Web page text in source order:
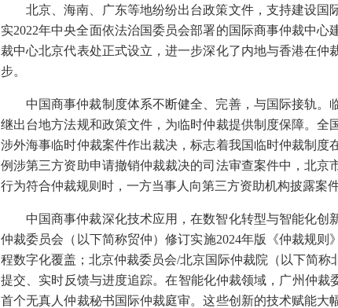
北京、海南、广东等地纷纷出台政策文件，支持建设
实2022年中央全面依法治国委员会部署的国际商事仲裁中
裁中心北京代表处正式设立，进一步深化了内地与香港在
步。
中国商事仲裁制度体系不断健全、完善，与国际接轨
继出台地方法规和政策文件，为临时仲裁提供制度保障。
涉外海事临时仲裁案件作出裁决，标志着我国临时仲裁制
例涉第三方资助申请撤销仲裁裁决的司法审查案件中，北
行为符合仲裁规则时，一方当事人向第三方资助机构披露案
中国商事仲裁深化技术应用，在数智化转型与智能化
仲裁委员会（以下简称贸仲）修订实施2024年版《仲裁规则
程数字化覆盖；北京仲裁委员会/北京国际仲裁院（以下简
提交、实时反馈与进度追踪。在智能化仲裁领域，广州仲
首个无真人仲裁秘书国际仲裁庭审。这些创新的技术赋能